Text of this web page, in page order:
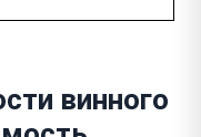
винного